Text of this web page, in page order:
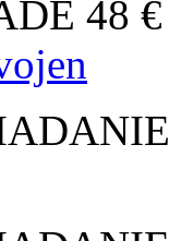
48 €